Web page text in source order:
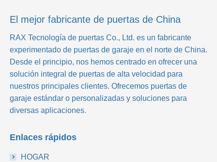
El mejor fabricante de puertas de China
RAX Tecnología de puertas Co., Ltd. es un fabricante
experimentado de puertas de garaje en el norte de China.
Desde el principio, nos hemos centrado en ofrecer una
solución integral de puertas de alta velocidad para
nuestros principales clientes. Ofrecemos puertas de
garaje estándar o personalizadas y soluciones para
diversas aplicaciones.
Enlaces rápidos
HOGAR